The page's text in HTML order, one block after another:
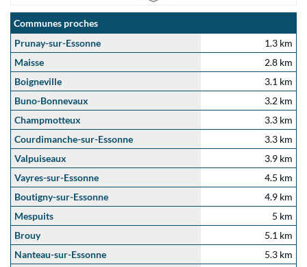
Communes proches
Prunay-sur-Essonne
1.3 km
Maisse
2.8 km
Boigneville
3.1 km
Buno-Bonnevaux
3.2 km
Champmotteux
3.3 km
Courdimanche-sur-Essonne
3.3 km
Valpuiseaux
3.9 km
Vayres-sur-Essonne
4.5 km
Boutigny-sur-Essonne
4.9 km
Mespuits
5 km
Brouy
5.1 km
Nanteau-sur-Essonne
5.3 km